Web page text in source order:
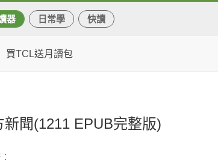
器 日常學 快讀
買TCL送月讀包
新聞(1211 EPUB完整版)